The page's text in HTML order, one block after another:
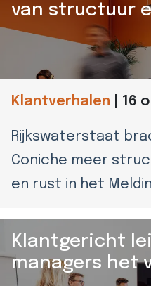
van structuur
Klantverhalen 16
Rijkswaterstaat
Coniche meer
en rust in het
Klantgericht
managers het